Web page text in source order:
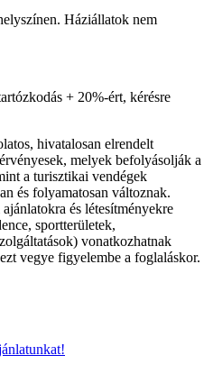
Háziállatok nem
+ 20%-ért, kérésre
hivatalosan elrendelt
melyek befolyásolják a
a turisztikai vendégek
és folyamatosan változnak.
és létesítményekre
sportterületek,
vonatkozhatnak
vegye figyelembe a foglaláskor.